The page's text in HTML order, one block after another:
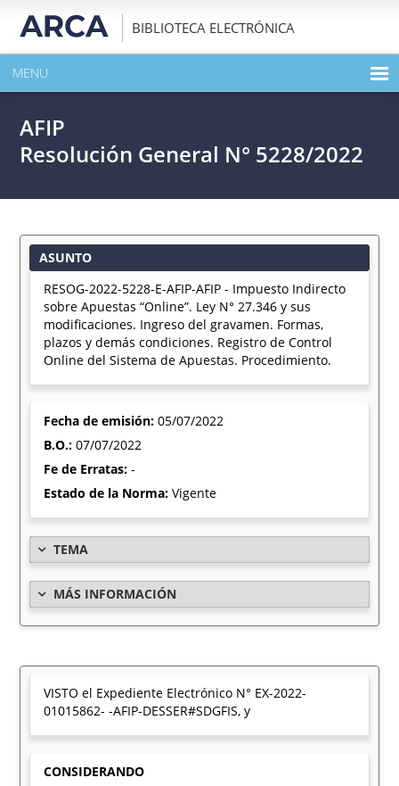
BIBLIOTECA ELECTRÓNICA
MENU
EXPANDIR TODO EL CONTENIDO DE LA PUBLICACIÓN
AFIP
Resolución General N° 5228/2022
ASUNTO
RESOG-2022-5228-E-AFIP-AFIP - Impuesto Indirecto
sobre Apuestas “Online”. Ley N° 27.346 y sus
modificaciones. Ingreso del gravamen. Formas,
plazos y demás condiciones. Registro de Control
Online del Sistema de Apuestas. Procedimiento.
Fecha de emisión:05/07/2022
B.O.:07/07/2022
Fe de Erratas:-
Estado de la Norma:Vigente
TEMA
MÁS INFORMACIÓN
VISTO el Expediente Electrónico N° EX-2022-
01015862- -AFIP-DESSER#SDGFIS, y
CONSIDERANDO